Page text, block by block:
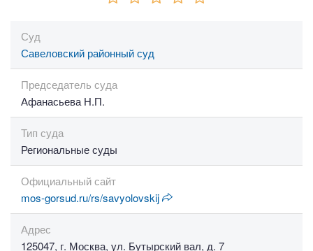
Суд
Савеловский районный суд
Председатель суда
Афанасьева Н.П.
Тип суда
Региональные суды
Официальный сайт
mos-gorsud.ru/rs/savyolovskij
Адрес
125047, г. Москва, ул. Бутырский вал, д. 7